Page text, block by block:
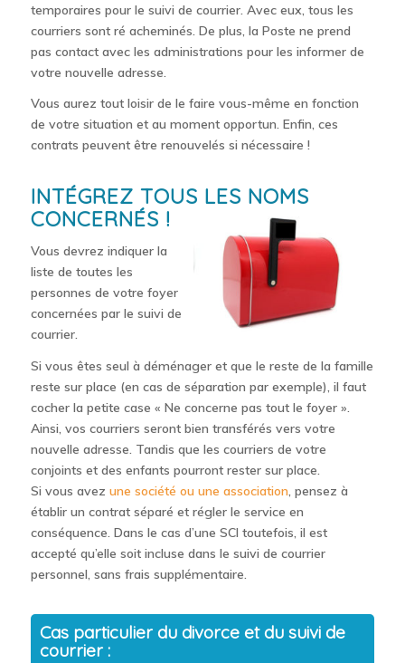
temporaires pour le suivi de courrier. Avec eux, tous les
courriers sont ré acheminés. De plus, la Poste ne prend
pas contact avec les administrations pour les informer de
votre nouvelle adresse.
Vous aurez tout loisir de le faire vous-même en fonction
de votre situation et au moment opportun. Enfin, ces
contrats peuvent être renouvelés si nécessaire !
INTÉGREZ TOUS LES NOMS
CONCERNÉS !
Vous devrez indiquer la
liste de toutes les
personnes de votre foyer
concernées par le suivi de
courrier.
Si vous êtes seul à déménager et que le reste de la famille
reste sur place (en cas de séparation par exemple), il faut
cocher la petite case « Ne concerne pas tout le foyer ».
Ainsi, vos courriers seront bien transférés vers votre
nouvelle adresse. Tandis que les courriers de votre
conjoints et des enfants pourront rester sur place.
Si vous avez une société ou une association, pensez à
établir un contrat séparé et régler le service en
conséquence. Dans le cas d’une SCI toutefois, il est
accepté qu’elle soit incluse dans le suivi de courrier
personnel, sans frais supplémentaire.
Cas particulier du divorce et du suivi de
courrier :